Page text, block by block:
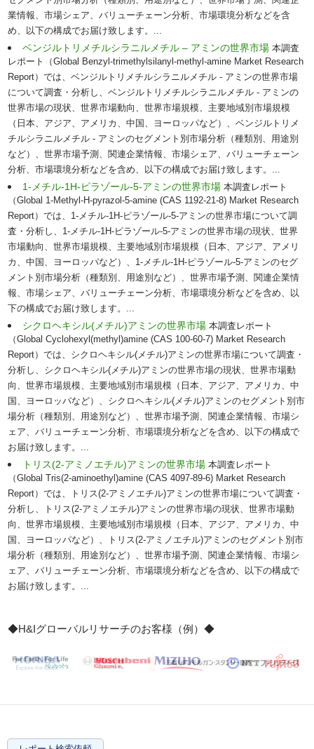
業情報、市場シェア、バリューチェーン分析、市場環境分析などを含
め、以下の構成でお届け致します。...
ベンジルトリメチルシラニルメチル – アミンの世界市場本調査
レポート（Global Benzyl-trimethylsilanyl-methyl-amine Market Research
Report）では、ベンジルトリメチルシラニルメチル - アミンの世界市場
について調査・分析し、ベンジルトリメチルシラニルメチル - アミンの
世界市場の現状、世界市場動向、世界市場規模、主要地域別市場規模
（日本、アジア、アメリカ、中国、ヨーロッパなど）、ベンジルトリメ
チルシラニルメチル - アミンのセグメント別市場分析（種類別、用途別
など）、世界市場予測、関連企業情報、市場シェア、バリューチェーン
分析、市場環境分析などを含め、以下の構成でお届け致します。...
1-メチル-1H-ピラゾール-5-アミンの世界市場本調査レポート
（Global 1-Methyl-H-pyrazol-5-amine (CAS 1192-21-8) Market Research
Report）では、1-メチル-1H-ピラゾール-5-アミンの世界市場について調
査・分析し、1-メチル-1H-ピラゾール-5-アミンの世界市場の現状、世界
市場動向、世界市場規模、主要地域別市場規模（日本、アジア、アメリ
カ、中国、ヨーロッパなど）、1-メチル-1H-ピラゾール-5-アミンのセグ
メント別市場分析（種類別、用途別など）、世界市場予測、関連企業情
報、市場シェア、バリューチェーン分析、市場環境分析などを含め、以
下の構成でお届け致します。...
シクロヘキシル(メチル)アミンの世界市場本調査レポート
（Global Cyclohexyl(methyl)amine (CAS 100-60-7) Market Research
Report）では、シクロヘキシル(メチル)アミンの世界市場について調査・
分析し、シクロヘキシル(メチル)アミンの世界市場の現状、世界市場動
向、世界市場規模、主要地域別市場規模（日本、アジア、アメリカ、中
国、ヨーロッパなど）、シクロヘキシル(メチル)アミンのセグメント別市
場分析（種類別、用途別など）、世界市場予測、関連企業情報、市場シ
ェア、バリューチェーン分析、市場環境分析などを含め、以下の構成で
お届け致します。...
トリス(2-アミノエチル)アミンの世界市場本調査レポート
（Global Tris(2-aminoethyl)amine (CAS 4097-89-6) Market Research
Report）では、トリス(2-アミノエチル)アミンの世界市場について調査・
分析し、トリス(2-アミノエチル)アミンの世界市場の現状、世界市場動
向、世界市場規模、主要地域別市場規模（日本、アジア、アメリカ、中
国、ヨーロッパなど）、トリス(2-アミノエチル)アミンのセグメント別市
場分析（種類別、用途別など）、世界市場予測、関連企業情報、市場シ
ェア、バリューチェーン分析、市場環境分析などを含め、以下の構成で
お届け致します。...
◆H&Iグローバルリサーチのお客様（例）◆